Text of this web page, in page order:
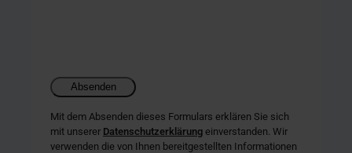
Mit dem Absenden dieses Formulars erklären Sie sich
mit unserer Datenschutzerklärung einverstanden. Wir
verwenden die von Ihnen bereitgestellten Informationen